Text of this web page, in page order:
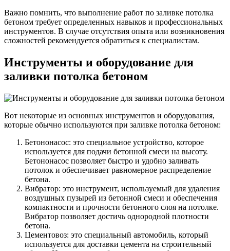
Важно помнить, что выполнение работ по заливке потолка
бетоном требует определенных навыков и профессиональных
инструментов. В случае отсутствия опыта или возникновения
сложностей рекомендуется обратиться к специалистам.
Инструменты и оборудование для
заливки потолка бетоном
Вот некоторые из основных инструментов и оборудования,
которые обычно используются при заливке потолка бетоном:
Бетононасос: это специальное устройство, которое
используется для подачи бетонной смеси на высоту.
Бетононасос позволяет быстро и удобно заливать
потолок и обеспечивает равномерное распределение
бетона.
Вибратор: это инструмент, используемый для удаления
воздушных пузырей из бетонной смеси и обеспечения
компактности и прочности бетонного слоя на потолке.
Вибратор позволяет достичь однородной плотности
бетона.
Цементовоз: это специальный автомобиль, который
используется для доставки цемента на строительный